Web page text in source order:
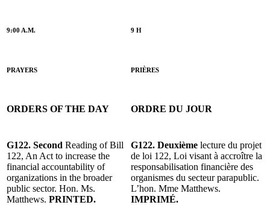
9:00 A.M. 9 H
PRAYERS PRIÈRES
ORDERS OF THE DAY ORDRE DU JOUR
G122. Second Reading of Bill
122, An Act to increase the
financial accountability of
organizations in the broader
public sector. Hon. Ms.
Matthews. PRINTED.
G122. Deuxième lecture du projet
de loi 122, Loi visant à accroître la
responsabilisation financière des
organismes du secteur parapublic.
L’hon. Mme Matthews.
IMPRIMÉ.